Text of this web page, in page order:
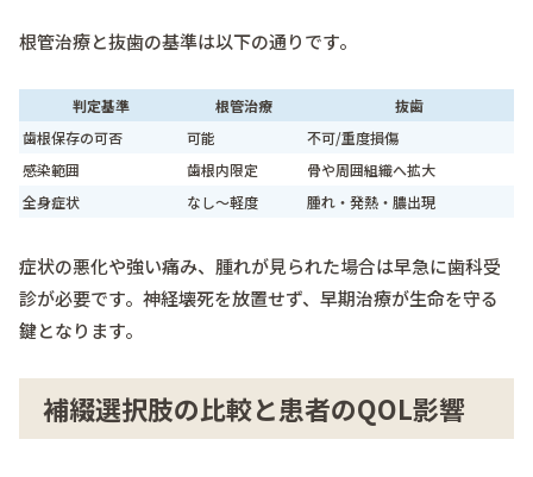
根管治療と抜歯の基準は以下の通りです。
判定基準 根管治療
抜歯
歯根保存の可否
可能
不可/重度損傷
感染範囲
歯根内限定
骨や周囲組織へ拡大
全身症状
なし～軽度 腫れ・発熱・膿出現
症状の悪化や強い痛み、腫れが見られた場合は早急に歯科受
診が必要です。神経壊死を放置せず、早期治療が生命を守る
鍵となります。
補綴選択肢の比較と患者のQOL影響